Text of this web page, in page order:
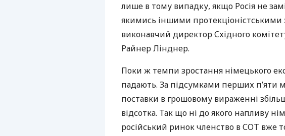
лише в тому випадку, якщо Росія не
якимись іншими протекціоністськими
виконавчий директор Східного
Райнер Лінднер.
Поки ж темпи зростання німецького
падають. За підсумками перших п’яти
поставки в грошовому вираженні
відсотка. Так що ні до якого напливу
російський ринок членство вСОТ вже